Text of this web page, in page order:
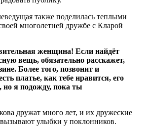
также поделилась теплыми
многолетней дружбе с Кларой
женщина! Если найдёт
вещь, обязательно расскажет,
Более того, позвонит и
платье, как тебе нравится, его
но я подожду, пока ты
дружат много лет, и их дружеские
улыбки у поклонников.